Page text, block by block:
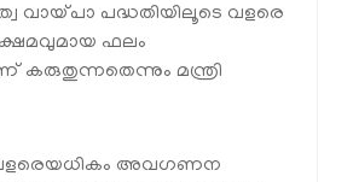
വായ്പാ പദ്ധതിയിലൂടെ വളരെ
ഫലം
കരുതുന്നതെന്നും മന്ത്രി
അവഗണന